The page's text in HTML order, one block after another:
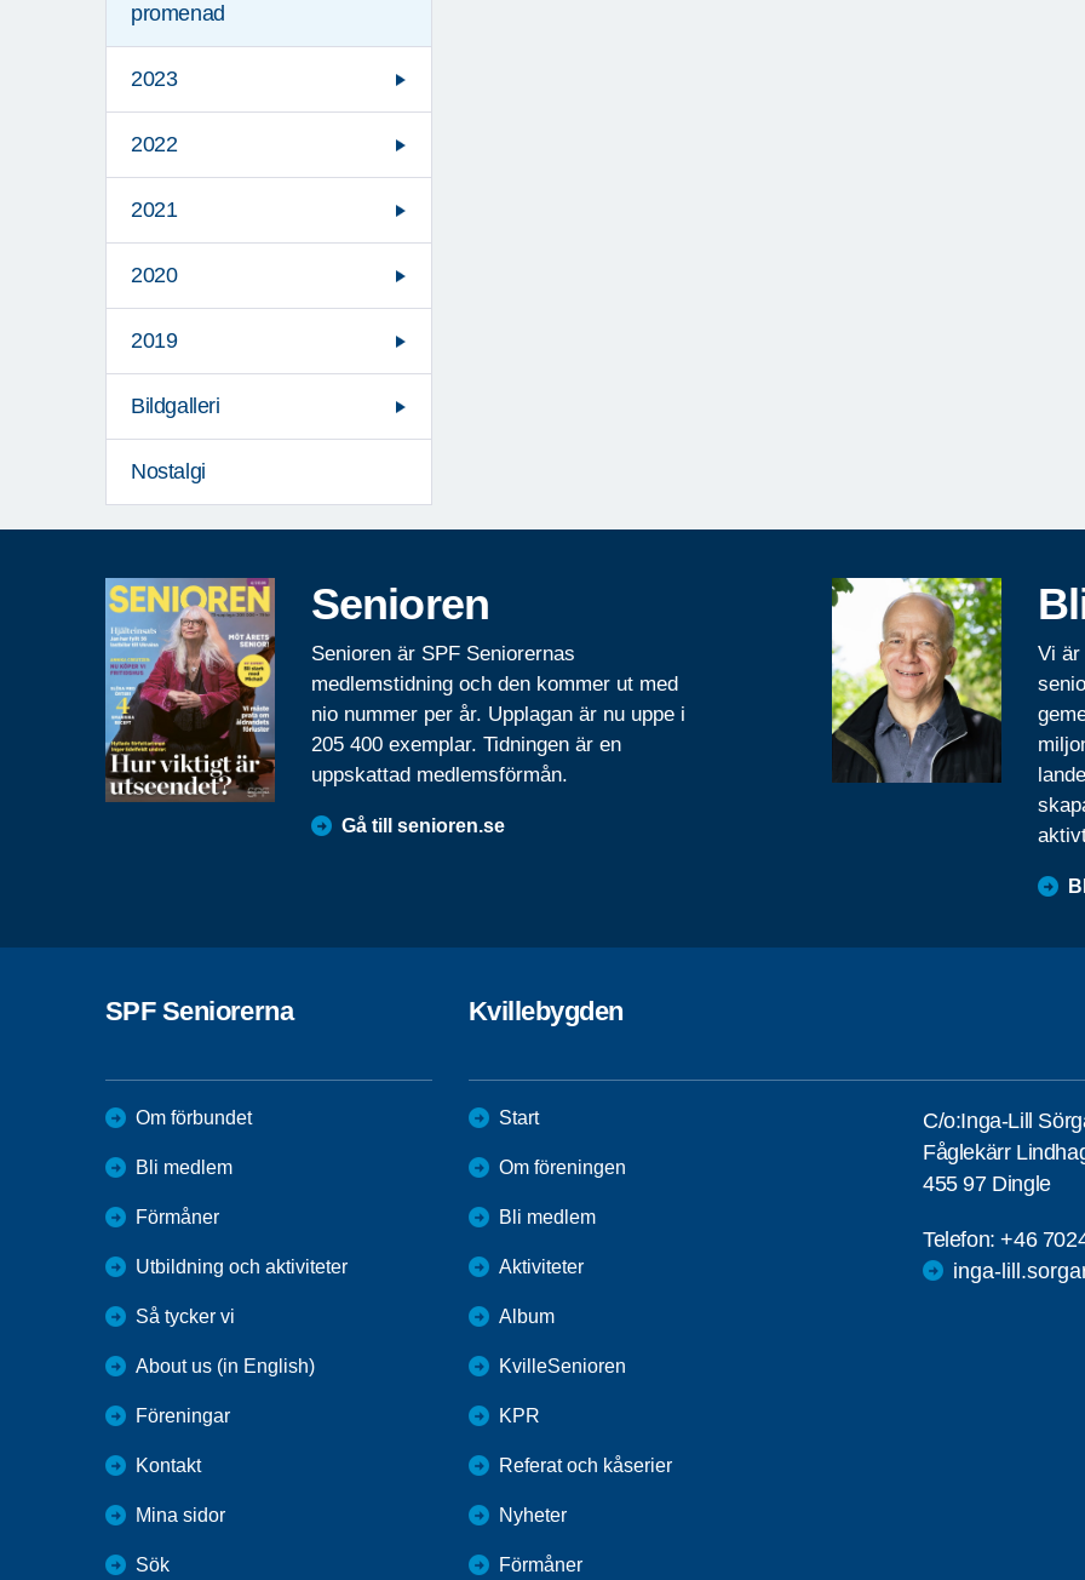
promenad
2023
2022
2021
2020
2019
Bildgalleri
Nostalgi
Senioren
Senioren är SPF Seniorernas
medlemstidning och den kommer ut med
nio nummer per år. Upplagan är nu uppe i
205 400 exemplar. Tidningen är en
uppskattad medlemsförmån.
Gå till senioren.se
Vi är
SPF Seniorerna
Om förbundet
Bli medlem
Förmåner
Utbildning och aktiviteter
Så tycker vi
About us (in English)
Föreningar
Kontakt
Mina sidor
Sök
Kvillebygden
Start
Om föreningen
Bli medlem
Aktiviteter
Album
KvilleSenioren
KPR
Referat och kåserier
Nyheter
Förmåner
C/o:Inga-Lill
Fåglekärr
455 97 Dingle
Telefon:+46
inga-